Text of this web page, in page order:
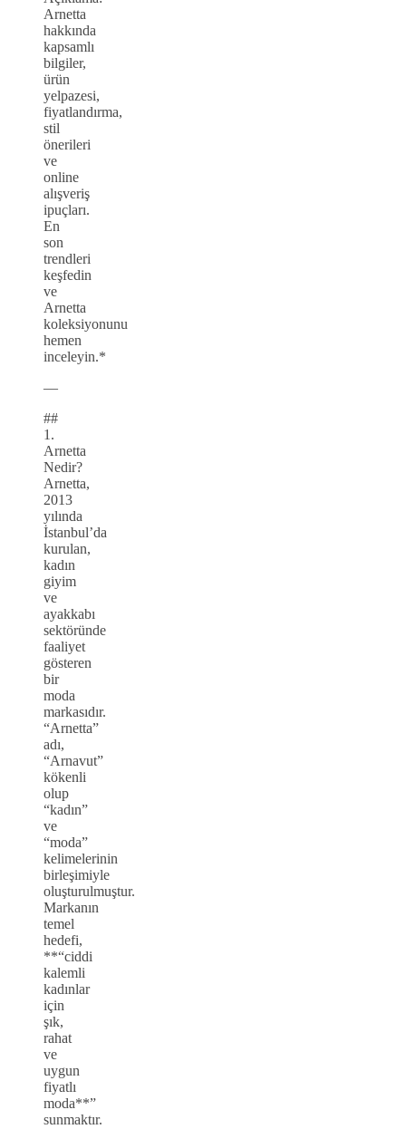
Arnetta
hakkında
kapsamlı
bilgiler,
ürün
yelpazesi,
fiyatlandırma,
stil
önerileri
ve
online
alışveriş
ipuçları.
En
son
trendleri
keşfedin
ve
Arnetta
koleksiyonunu
hemen
inceleyin.*
—
##
1.
Arnetta
Nedir?
Arnetta,
2013
yılında
İstanbul’da
kurulan,
kadın
giyim
ve
ayakkabı
sektöründe
faaliyet
gösteren
bir
moda
markasıdır.
“Arnetta”
adı,
“Arnavut”
kökenli
olup
“kadın”
ve
“moda”
kelimelerinin
birleşimiyle
oluşturulmuştur.
Markanın
temel
hedefi,
**“ciddi
kalemli
kadınlar
için
şık,
rahat
ve
uygun
fiyatlı
moda**”
sunmaktır.